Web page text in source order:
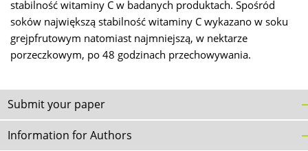
stabilność witaminy C w badanych produktach. Spośród
soków największą stabilność witaminy C wykazano w soku
grejpfrutowym natomiast najmniejszą, w nektarze
porzeczkowym, po 48 godzinach przechowywania.
Submit your paper
Information for Authors